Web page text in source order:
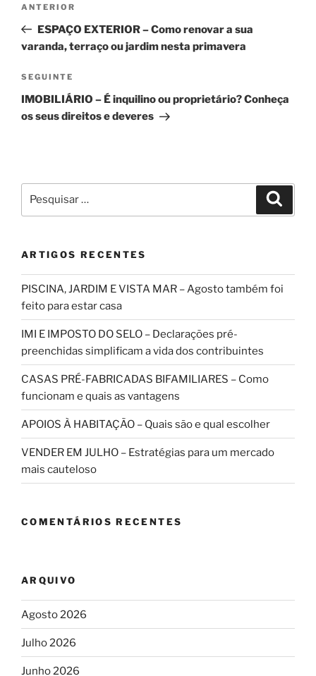
artigos
Conteúdo
anterior
ANTERIOR
ESPAÇO EXTERIOR – Como renovar a sua
varanda, terraço ou jardim nesta primavera
Conteúdo
seguinte
SEGUINTE
IMOBILIÁRIO – É inquilino ou proprietário? Conheça
os seus direitos e deveres
por:
ARTIGOS RECENTES
PISCINA, JARDIM E VISTA MAR – Agosto também foi
feito para estar casa
IMI E IMPOSTO DO SELO – Declarações pré-
preenchidas simplificam a vida dos contribuintes
CASAS PRÉ-FABRICADAS BIFAMILIARES – Como
funcionam e quais as vantagens
APOIOS À HABITAÇÃO – Quais são e qual escolher
VENDER EM JULHO – Estratégias para um mercado
mais cauteloso
COMENTÁRIOS RECENTES
ARQUIVO
Agosto 2026
Julho 2026
Junho 2026